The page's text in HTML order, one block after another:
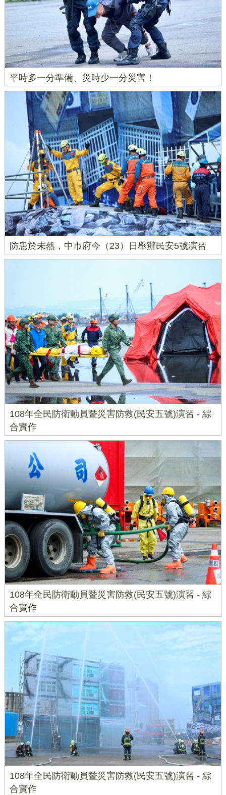
平時多一分準備、災時少一分災害！
防患於未然，中市府今（23）日舉辦民安5號演習
108年全民防衛動員暨災害防救(民安五號)演習 - 綜
合實作
108年全民防衛動員暨災害防救(民安五號)演習 - 綜
合實作
108年全民防衛動員暨災害防救(民安五號)演習 - 綜
合實作